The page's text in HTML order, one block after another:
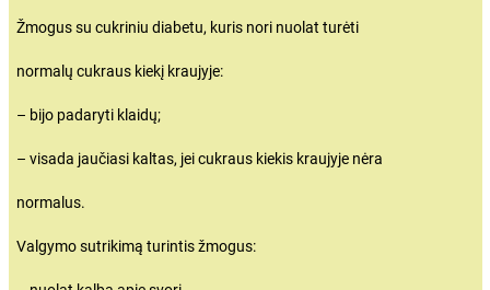
Žmogus su cukriniu diabetu, kuris nori nuolat turėti
normalų cukraus kiekį kraujyje:
– bijo padaryti klaidų;
– visada jaučiasi kaltas, jei cukraus kiekis kraujyje nėra
normalus.
Valgymo sutrikimą turintis žmogus: